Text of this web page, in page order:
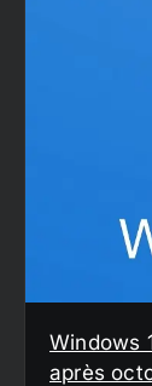
Windows
après